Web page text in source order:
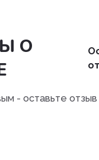
О
- оставьте